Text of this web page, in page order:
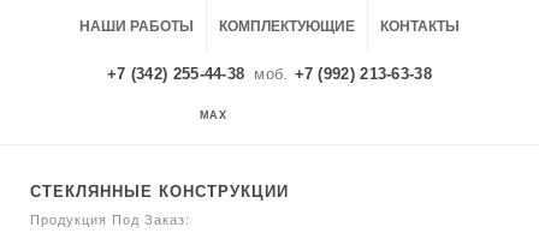
НАШИ РАБОТЫ КОМПЛЕКТУЮЩИЕ КОНТАКТЫ
+7 (342) 255-44-38 моб. +7 (992) 213-63-38
MAX
СТЕКЛЯННЫЕ КОНСТРУКЦИИ
Продукция Под Заказ: